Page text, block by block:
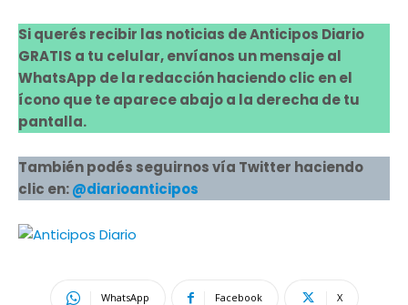
Si querés recibir las noticias de Anticipos Diario
GRATIS a tu celular, envíanos un mensaje al
WhatsApp de la redacción haciendo clic en el
ícono que te aparece abajo a la derecha de tu
pantalla.
También podés seguirnos vía Twitter haciendo
clic en:@diarioanticipos
WhatsApp Facebook X